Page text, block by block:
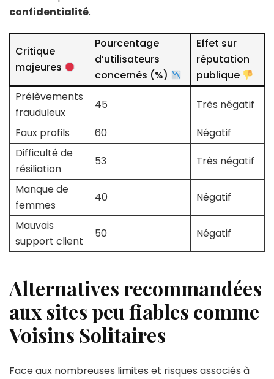
confidentialité.
Critique
majeures
Pourcentage
d’utilisateurs
concernés (%)
Effet sur
réputation
publique
Prélèvements
frauduleux
45
Très négatif
Faux profils
60
Négatif
Difficulté de
résiliation
53
Très négatif
Manque de
femmes
40
Négatif
Mauvais
support client
50 Négatif
Alternatives recommandées
aux sites peu fiables comme
Voisins Solitaires
Face aux nombreuses limites et risques associés à